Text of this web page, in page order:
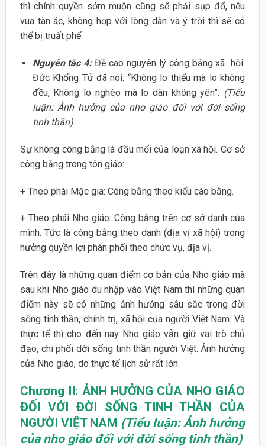
thì chính quyền sớm muộn cũng sẽ phải sụp đổ, nếu
vua tàn ác, không hợp với lòng dân và ý trời thì sẽ có
thể bị truất phế.
Nguyên tắc 4:Đề cao nguyên lý công bằng xã hội.
Đức Khổng Tử đã nói: “Không lo thiếu mà lo không
đều, Không lo nghèo mà lo dân không yên”. (Tiểu
luận: Ảnh hưởng của nho giáo đối với đời sống
tinh thần)
Sự không công bằng là đầu mối của loạn xã hội. Cơ sở
công bằng trong tôn giáo:
+ Theo phái Mặc gia: Công bằng theo kiểu cào bằng.
+ Theo phái Nho giáo: Công bằng trên cơ sở danh của
mình. Tức là công bằng theo danh (địa vị xã hội) trong
hưởng quyền lợi phân phối theo chức vụ, địa vị.
Trên đây là những quan điểm cơ bản của Nho giáo mà
sau khi Nho giáo du nhập vào Việt Nam thì những quan
điểm này sẽ có những ảnh hưởng sâu sắc trong đời
sống tinh thần, chính trị, xã hội của người Việt Nam. Và
thực tế thì cho đến nay Nho giáo vẫn giữ vai trò chủ
đạo, chi phối dời sống tinh thần người Việt. Ảnh hưởng
của Nho giáo, do thực tế lịch sử rất lớn.
Chương II: ẢNH HƯỞNG CỦA NHO GIÁO
ĐỐI VỚI ĐỜI SỐNG TINH THẦN CỦA
NGƯỜI VIỆT NAM (Tiểu luận: Ảnh hưởng
của nho giáo đối với đời sống tinh thần)